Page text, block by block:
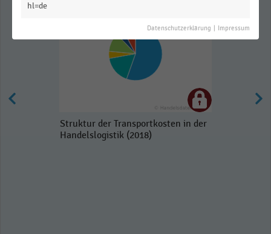
Struktur der Transportkosten in der
Handelslogistik (2018)
hl=de
Datenschutzerklärung Impressum